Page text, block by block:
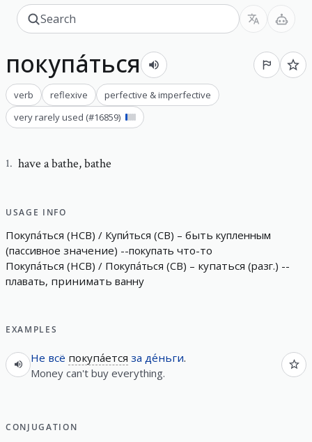
покупа́ться
verb reflexive
perfective & imperfective
very rarely used (#16859)
1. have a bathe,bathe
USAGE INFO
Покупа́ться (НСВ) / Купи́ться (СВ) – быть купленным
(пассивное значение) --покупать что-то
Покупа́ться (НСВ) / Покупа́ться (СВ) – купаться (разг.) --
плавать, принимать ванну
EXAMPLES
Не всё покупа́ется за де́ньги.
Money can't buy everything.
CONJUGATION